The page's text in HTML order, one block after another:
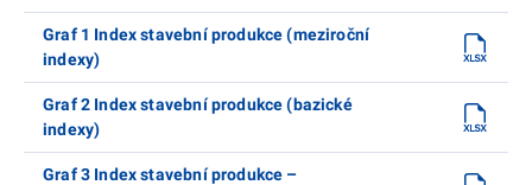
Graf 1 Index stavební produkce (meziroční
indexy)
Graf 2 Index stavební produkce (bazické
indexy)
Graf 3 Index stavební produkce –